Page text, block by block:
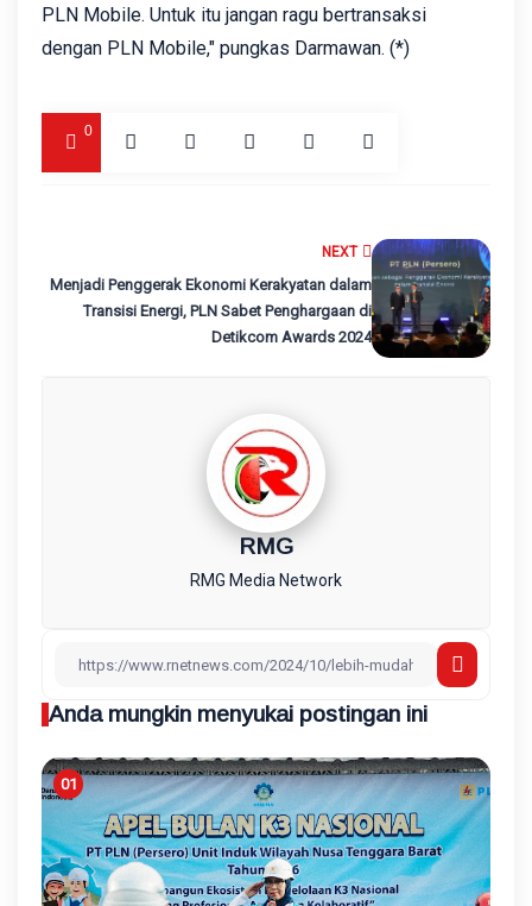
PLN Mobile. Untuk itu jangan ragu bertransaksi
dengan PLN Mobile," pungkas Darmawan. (*)
0
NEXT
Menjadi Penggerak Ekonomi Kerakyatan dalam
Transisi Energi, PLN Sabet Penghargaan di
Detikcom Awards 2024
RMG
RMG Media Network
Anda mungkin menyukai postingan ini